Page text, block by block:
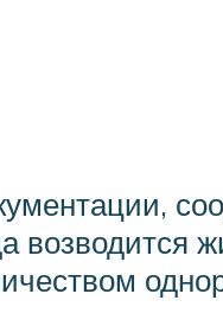
возводится